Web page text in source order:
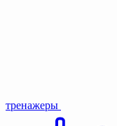
тренажеры